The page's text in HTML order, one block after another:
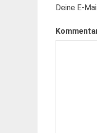
Deine E-